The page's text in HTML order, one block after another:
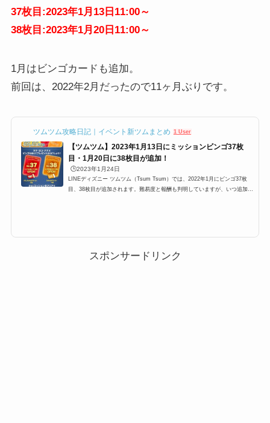
37枚目:2023年1月13日11:00～
38枚目:2023年1月20日11:00～
1月はビンゴカードも追加。
前回は、2022年2月だったので11ヶ月ぶりです。
ツムツム攻略日記｜イベント新ツムまとめ 1 User
【ツムツム】2023年1月13日にミッションビンゴ37枚
目・1月20日に38枚目が追加！
🕒️2023年1月24日
LINEディズニー ツムツム（Tsum Tsum）では、2022年1月にビンゴ37枚
目、38枚目が追加されます。難易度と報酬も判明していますが、いつ追加さ
38枚目の追加日はいつ？今回は...
スポンサードリンク